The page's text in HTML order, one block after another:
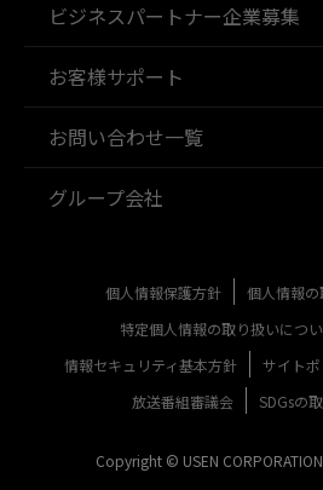
ビジネスパートナー企業募集
お客様サポート
お問い合わせ一覧
グループ会社
個人情報保護方針
個人情報
特定個人情報の取り扱いにつ
情報セキュリティ基本方針
サイト
放送番組審議会
SDGsの
Copyright © USEN